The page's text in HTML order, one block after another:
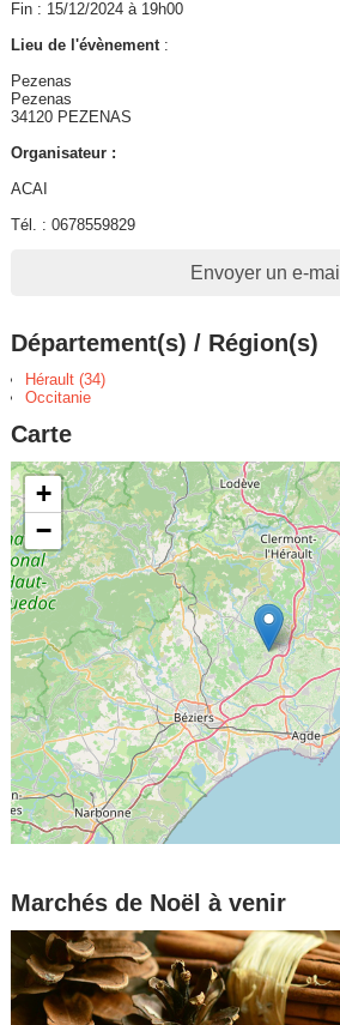
Fin : 15/12/2024 à 19h00
Lieu de l'évènement:
Pezenas
Pezenas
34120 PEZENAS
Organisateur :
ACAI
Tél. : 0678559829
Envoyer un e-mail
Département(s) / Région(s)
Hérault (34)
Occitanie
Carte
+
−
Marchés de Noël à venir